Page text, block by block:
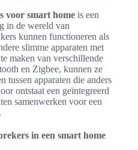
voor smart home is een
in de wereld van
kunnen functioneren als
slimme apparaten met
maken van verschillende
en Zigbee, kunnen ze
tussen apparaten die anders
ontstaat een geïntegreerd
samenwerken voor een
in een smart home